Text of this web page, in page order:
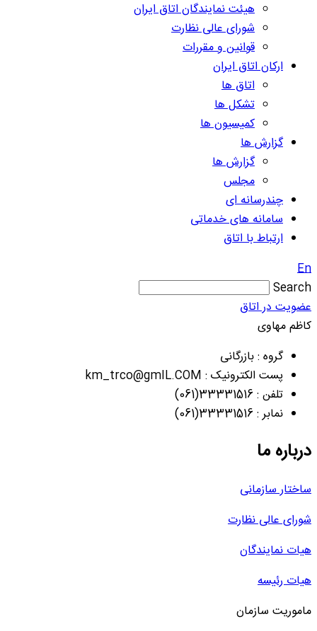
هیئت نمایندگان اتاق ایران
شورای عالی نظارت
قوانین و مقررات
ارکان اتاق ایران
اتاق ها
تشکل ها
کمیسیون ها
گزارش ها
گزارش ها
مجلس
چندرسانه ای
سامانه های خدماتی
ارتباط با اتاق
En
Search
عضویت در اتاق
کاظم مهاوی
گروه : بازرگانی
پست الکترونیک : km_trco@gmIL.COM
تلفن : 33331516(061)
نمابر : 33331516(061)
درباره ما
ساختار سازمانی
شورای عالی نظارت
هیات نمایندگان
هیات رئیسه
ماموریت سازمان